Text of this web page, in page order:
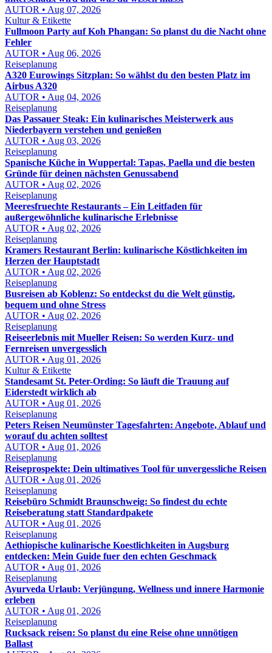
AUTOR • Aug 07, 2026
Kultur & Etikette
Fullmoon Party auf Koh Phangan: So planst du die Nacht ohne
Fehler
AUTOR • Aug 06, 2026
Reiseplanung
A320 Eurowings Sitzplan: So wählst du den besten Platz im
Airbus A320
AUTOR • Aug 04, 2026
Reiseplanung
Das Passauer Steak: Ein kulinarisches Meisterwerk aus
Niederbayern verstehen und genießen
AUTOR • Aug 03, 2026
Reiseplanung
Spanische Küche in Wuppertal: Tapas, Paella und die besten
Gründe für deinen nächsten Genussabend
AUTOR • Aug 02, 2026
Reiseplanung
Meeresfruechte Restaurants – Ein Leitfaden für
außergewöhnliche kulinarische Erlebnisse
AUTOR • Aug 02, 2026
Reiseplanung
Kramers Restaurant Berlin: kulinarische Köstlichkeiten im
Herzen der Hauptstadt
AUTOR • Aug 02, 2026
Reiseplanung
Busreisen ab Koblenz: So entdeckst du die Welt günstig,
bequem und ohne Stress
AUTOR • Aug 02, 2026
Reiseplanung
Reiseerlebnis mit Mueller Reisen: So werden Kurz- und
Fernreisen unvergesslich
AUTOR • Aug 01, 2026
Kultur & Etikette
Standesamt St. Peter-Ording: So läuft die Trauung auf
Eiderstedt wirklich ab
AUTOR • Aug 01, 2026
Reiseplanung
Peters Reisen Neumünster Tagesfahrten: Angebote, Ablauf und
worauf du achten solltest
AUTOR • Aug 01, 2026
Reiseplanung
Reiseprospekte: Dein ultimatives Tool für unvergessliche Reisen
AUTOR • Aug 01, 2026
Reiseplanung
Reisebüro Schmidt Braunschweig: So findest du echte
Reiseberatung statt Standardpakete
AUTOR • Aug 01, 2026
Reiseplanung
Aethiopische kulinarische Koestlichkeiten in Augsburg
entdecken: Mein Guide fuer den echten Geschmack
AUTOR • Aug 01, 2026
Reiseplanung
Ayurveda Urlaub: Verjüngung, Wellness und innere Harmonie
erleben
AUTOR • Aug 01, 2026
Reiseplanung
Rucksack reisen: So planst du eine Reise ohne unnötigen
Ballast